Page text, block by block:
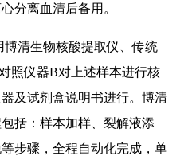
分离血清后备用。
博清生物核酸提取仪、传统
照仪器B对上述样本进行核
及试剂盒说明书进行。博清
括：样本加样、裂解液添
步骤，全程自动化完成，单